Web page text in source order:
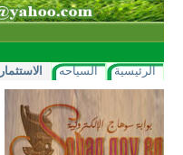
الرئيسية السياحه الاستثمار